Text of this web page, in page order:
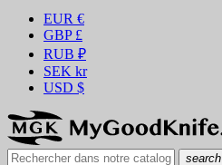
EUR €
GBP £
RUB ₽
SEK kr
USD $
search